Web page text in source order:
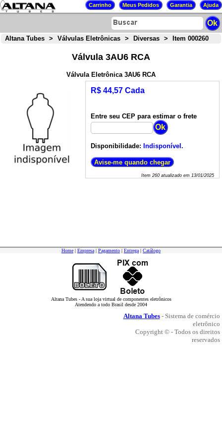
Altana Tubes > Válvulas Eletrônicas > Diversas > Item 000260
Válvula 3AU6 RCA
Válvula Eletrônica 3AU6 RCA
R$ 44,57 Cada
Entre seu CEP para estimar o frete
Disponibilidade: Indisponível.
Item 260atualizado em 13/01/2025
Home | Empresa | Pagamento | Entrega | Catálogo
Altana Tubes - A sua loja virtual de componentes eletrônicos
Atendendo a todo Brasil desde 2004
Altana Tubes- Sistema de comércio
eletrônico
Copyright © - Todos os direitos
reservados